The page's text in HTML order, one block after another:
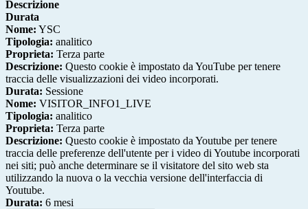
Descrizione
Durata
Nome: YSC
Tipologia: analitico
Proprieta: Terza parte
Descrizione: Questo cookie è impostato da YouTube per tenere
traccia delle visualizzazioni dei video incorporati.
Durata: Sessione
Nome: VISITOR_INFO1_LIVE
Tipologia: analitico
Proprieta: Terza parte
Descrizione: Questo cookie è impostato da Youtube per tenere
traccia delle preferenze dell'utente per i video di Youtube incorporati
nei siti; può anche determinare se il visitatore del sito web sta
utilizzando la nuova o la vecchia versione dell'interfaccia di
Youtube.
Durata: 6 mesi